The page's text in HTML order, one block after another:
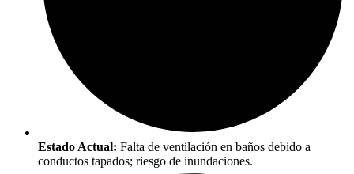
Estado Actual: Falta de ventilación en baños debido a
conductos tapados; riesgo de inundaciones.